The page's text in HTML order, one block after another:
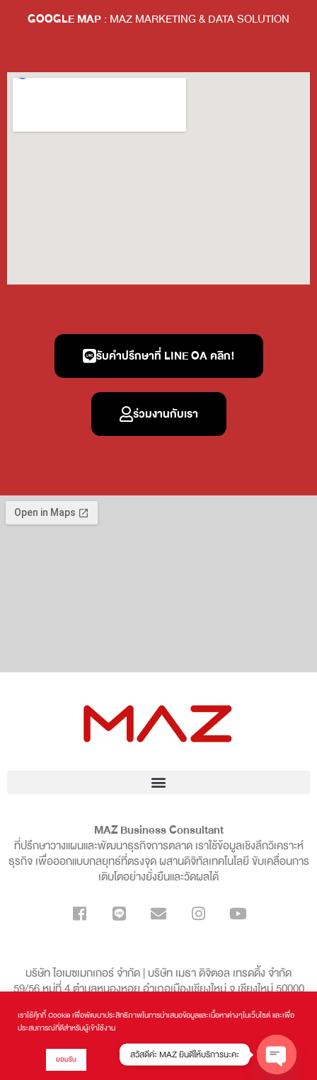
GOOGLE MAP: MAZ MARKETING & DATA SOLUTION
รับคำปรึกษาที่ LINE OA คลิก!
ร่วมงานกับเรา
MAZ Business Consultant
ที่ปรึกษาวางแผนและพัฒนาธุรกิจการตลาด เราใช้ข้อมูลเชิงลึกวิเคราะห์
ธุรกิจ เพื่อออกแบบกลยุทธ์ที่ตรงจุด ผสานดิจิทัลเทคโนโลยี ขับเคลื่อนการ
เติบโตอย่างยั่งยืนและวัดผลได้
บริษัท ไอเมซเมกเกอร์ จำกัด | บริษัท เมธา ดิจิตอล เทรดดิ้ง จำกัด
59/56 หมู่ที่ 4 ตำบลหนองหอย อำเภอเมืองเชียงใหม่ จ.เชียงใหม่ 50000
099-136-8998
MAZ Business Consultant| Copyrights © 2016 - 2024 All Rights
เราใช้คุ๊กกี้ Cookie เพื่อพัฒนาประสิทธิภาพในการนำเสนอข้อมูลและเนื้อหาต่างๆในเว็บไซต์ และเพื่อ
ประสบการณ์ที่ดีสำหรับผู้เข้าใช้งาน
ยอมรับ สวัสดีค่ะ MAZ ยินดีให้บริการนะคะ